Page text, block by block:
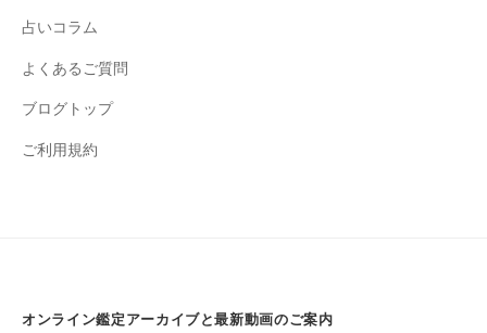
占いコラム
よくあるご質問
ブログトップ
ご利用規約
オンライン鑑定アーカイブと最新動画のご案内